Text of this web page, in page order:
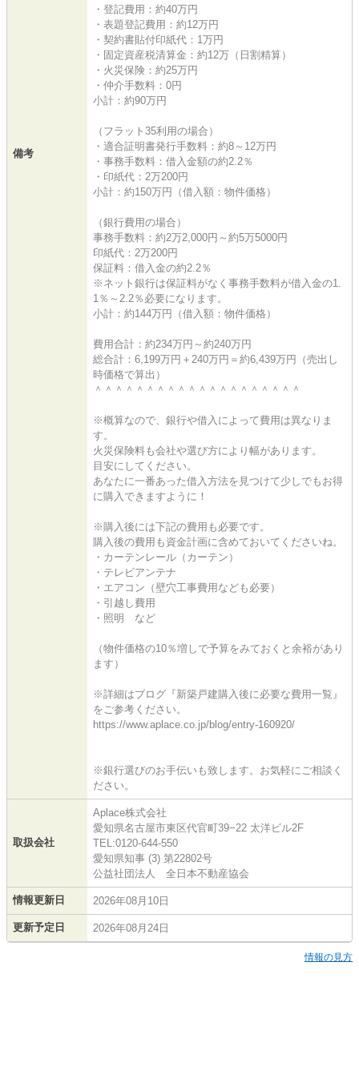
備考
・登記費用：約40万円
・表題登記費用：約12万円
・契約書貼付印紙代：1万円
・固定資産税清算金：約12万（日割精算）
・火災保険：約25万円
・仲介手数料：0円
小計：約90万円
（フラット35利用の場合）
・適合証明書発行手数料：約8～12万円
・事務手数料：借入金額の約2.2％
・印紙代：2万200円
小計：約150万円（借入額：物件価格）
（銀行費用の場合）
事務手数料：約2万2,000円～約5万5000円
印紙代：2万200円
保証料：借入金の約2.2％
※ネット銀行は保証料がなく事務手数料が借入金の1.
1％～2.2％必要になります。
小計：約144万円（借入額：物件価格）
費用合計：約234万円～約240万円
総合計：6,199万円＋240万円＝約6,439万円（売出し
時価格で算出）
＾＾＾＾＾＾＾＾＾＾＾＾＾＾＾＾＾＾＾＾
※概算なので、銀行や借入によって費用は異なりま
す。
火災保険料も会社や選び方により幅があります。
目安にしてください。
あなたに一番あった借入方法を見つけて少しでもお得
に購入できますように！
※購入後には下記の費用も必要です。
購入後の費用も資金計画に含めておいてくださいね。
・カーテンレール（カーテン）
・テレビアンテナ
・エアコン（壁穴工事費用なども必要）
・引越し費用
・照明 など
（物件価格の10％増しで予算をみておくと余裕があり
ます）
※詳細はブログ『新築戸建購入後に必要な費用一覧』
をご参考ください。
https://www.aplace.co.jp/blog/entry-160920/
※銀行選びのお手伝いも致します。お気軽にご相談く
ださい。
取扱会社
Aplace株式会社
愛知県名古屋市東区代官町39−22 太洋ビル2F
TEL:0120-644-550
愛知県知事 (3) 第22802号
公益社団法人 全日本不動産協会
情報更新日 2026年08月10日
更新予定日 2026年08月24日
情報の見方